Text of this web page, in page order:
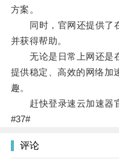
方案。
同时，官网还提供了在
并获得帮助。
无论是日常上网还是在
提供稳定、高效的网络加
趣。
赶快登录速云加速器官
#37#
评论